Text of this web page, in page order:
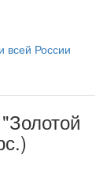
всей России